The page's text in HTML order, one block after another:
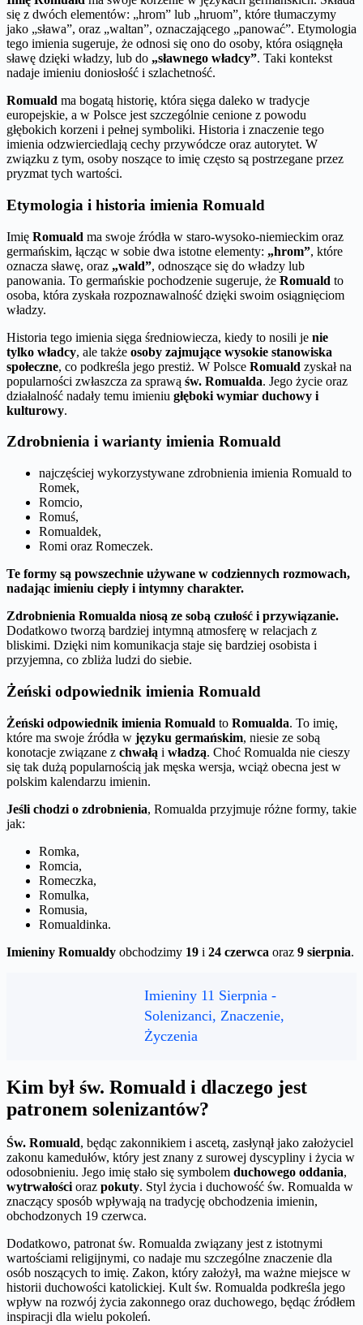
się z dwóch elementów: „hrom” lub „hruom”, które tłumaczymy
jako „sława”, oraz „waltan”, oznaczającego „panować”. Etymologia
tego imienia sugeruje, że odnosi się ono do osoby, która osiągnęła
sławę dzięki władzy, lub do „sławnego władcy”. Taki kontekst
nadaje imieniu doniosłość i szlachetność.
Romuald ma bogatą historię, która sięga daleko w tradycje
europejskie, a w Polsce jest szczególnie cenione z powodu
głębokich korzeni i pełnej symboliki. Historia i znaczenie tego
imienia odzwierciedlają cechy przywódcze oraz autorytet. W
związku z tym, osoby noszące to imię często są postrzegane przez
pryzmat tych wartości.
Etymologia i historia imienia Romuald
Imię Romuald ma swoje źródła w staro-wysoko-niemieckim oraz
germańskim, łącząc w sobie dwa istotne elementy: „hrom”, które
oznacza sławę, oraz „wald”, odnoszące się do władzy lub
panowania. To germańskie pochodzenie sugeruje, że Romuald to
osoba, która zyskała rozpoznawalność dzięki swoim osiągnięciom
władzy.
Historia tego imienia sięga średniowiecza, kiedy to nosili je nie
tylko władcy, ale także osoby zajmujące wysokie stanowiska
społeczne, co podkreśla jego prestiż. W Polsce Romuald zyskał na
popularności zwłaszcza za sprawą św. Romualda. Jego życie oraz
działalność nadały temu imieniu głęboki wymiar duchowy i
kulturowy.
Zdrobnienia i warianty imienia Romuald
najczęściej wykorzystywane zdrobnienia imienia Romuald to
Romek,
Romcio,
Romuś,
Romualdek,
Romi oraz Romeczek.
Te formy są powszechnie używane w codziennych rozmowach,
nadając imieniu ciepły i intymny charakter.
Zdrobnienia Romualda niosą ze sobą czułość i przywiązanie.
Dodatkowo tworzą bardziej intymną atmosferę w relacjach z
bliskimi. Dzięki nim komunikacja staje się bardziej osobista i
przyjemna, co zbliża ludzi do siebie.
Żeński odpowiednik imienia Romuald
Żeński odpowiednik imienia Romuald to Romualda. To imię,
które ma swoje źródła w języku germańskim, niesie ze sobą
konotacje związane z chwałą i władzą. Choć Romualda nie cieszy
się tak dużą popularnością jak męska wersja, wciąż obecna jest w
polskim kalendarzu imienin.
Jeśli chodzi o zdrobnienia, Romualda przyjmuje różne formy, takie
jak:
Romka,
Romcia,
Romeczka,
Romulka,
Romusia,
Romualdinka.
Imieniny Romualdy obchodzimy 19 i 24 czerwca oraz 9 sierpnia.
Imieniny 11 Sierpnia -
Solenizanci, Znaczenie,
Życzenia
Kim był św. Romuald i dlaczego jest
patronem solenizantów?
Św. Romuald, będąc zakonnikiem i ascetą, zasłynął jako założyciel
zakonu kamedułów, który jest znany z surowej dyscypliny i życia w
odosobnieniu. Jego imię stało się symbolem duchowego oddania,
wytrwałościoraz pokuty. Styl życia i duchowość św. Romualda w
znaczący sposób wpływają na tradycję obchodzenia imienin,
obchodzonych 19 czerwca.
Dodatkowo, patronat św. Romualda związany jest z istotnymi
wartościami religijnymi, co nadaje mu szczególne znaczenie dla
osób noszących to imię. Zakon, który założył, ma ważne miejsce w
historii duchowości katolickiej. Kult św. Romualda podkreśla jego
wpływ na rozwój życia zakonnego oraz duchowego, będąc źródłem
inspiracji dla wielu pokoleń.